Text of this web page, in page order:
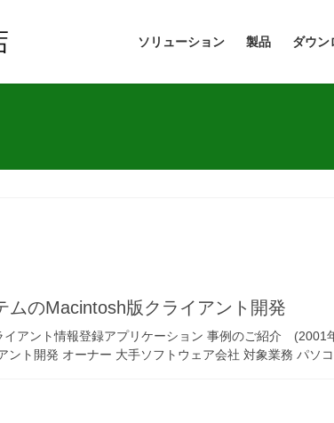
ソリューション 製品 ダウン
ムのMacintosh版クライアント開発
イアント情報登録アプリケーション 事例のご紹介 (2001
ント開発 オーナー 大手ソフトウェア会社 対象業務 パソ